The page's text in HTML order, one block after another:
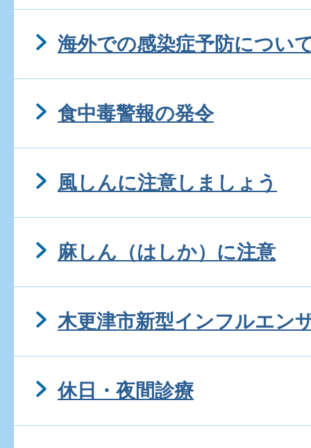
海外での感染症予防につい
食中毒警報の発令
風しんに注意しましょう
麻しん（はしか）に注意
木更津市新型インフルエン
休日・夜間診療